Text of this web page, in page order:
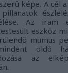
képe. A cél
pillanatok
Az iram
eszköz
mumus
oldó
az